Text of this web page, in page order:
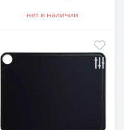
нет в наличии